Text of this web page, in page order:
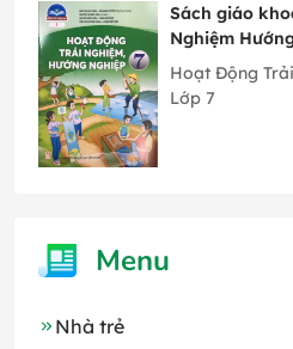
Sách giáo
Nghiệm
Chân Trời
Hoạt Động
Lớp 7
Menu
Nhà trẻ